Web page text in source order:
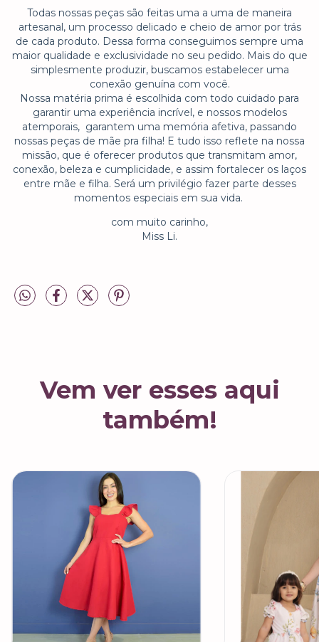
Todas nossas peças são feitas uma a uma de maneira
artesanal, um processo delicado e cheio de amor por trás
de cada produto. Dessa forma conseguimos sempre uma
maior qualidade e exclusividade no seu pedido. Mais do que
simplesmente produzir, buscamos estabelecer uma
conexão genuína com você.
Nossa matéria prima é escolhida com todo cuidado para
garantir uma experiência incrível, e nossos modelos
atemporais, garantem uma memória afetiva, passando
nossas peças de mãe pra filha! E tudo isso reflete na nossa
missão, que é oferecer produtos que transmitam amor,
conexão, beleza e cumplicidade, e assim fortalecer os laços
entre mãe e filha. Será um privilégio fazer parte desses
momentos especiais em sua vida.
com muito carinho,
Miss Li.
Vem ver esses aqui
também!